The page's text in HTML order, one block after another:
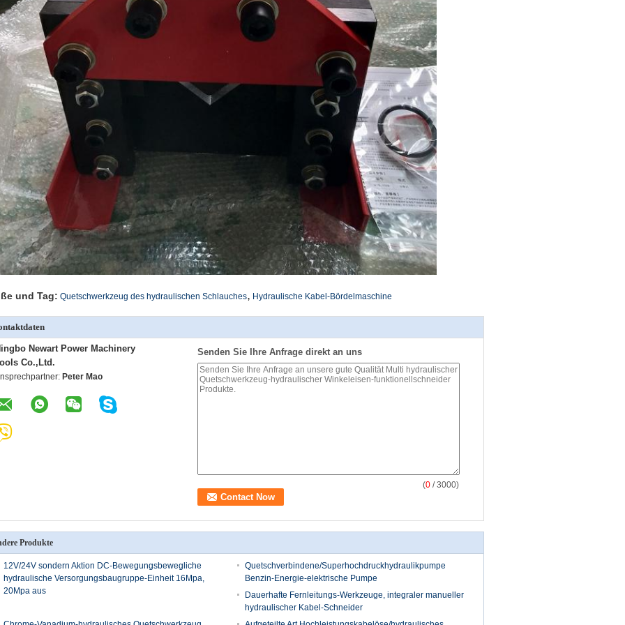
und Tag: Quetschwerkzeug des hydraulischen Schlauches, Hydraulische Kabel-Bördelmaschine
Newart Power Machinery
Co.,Ltd.
Peter Mao
Senden Sie Ihre Anfrage direkt an uns
(0 / 3000)
Produkte
12V/24V sondern Aktion DC-Bewegungsbewegliche
hydraulische Versorgungsbaugruppe-Einheit 16Mpa,
20Mpa aus
Quetschverbindene/Superhochdruckhydraulikpumpe
Benzin-Energie-elektrische Pumpe
Dauerhafte Fernleitungs-Werkzeuge, integraler manueller
hydraulischer Kabel-Schneider